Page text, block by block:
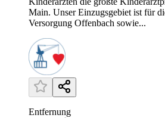
Main. Unser Einzugsgebiet ist für
Versorgung Offenbach sowie...
Entfernung